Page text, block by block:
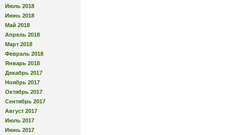
Июль 2018
Июнь 2018
Май 2018
Апрель 2018
Март 2018
Февраль 2018
Январь 2018
Декабрь 2017
Ноябрь 2017
Октябрь 2017
Сентябрь 2017
Август 2017
Июль 2017
Июнь 2017